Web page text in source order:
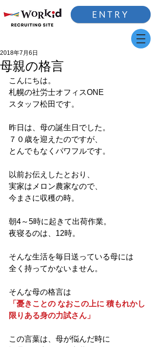
ENTRY
母親の格言
2018年7月6日
こんにちは。
札幌の社労士オフィスONE
スタッフ松田です。
昨日は、母の誕生日でした。
７０歳を迎えたのですが、
とんでもなくパワフルです。
以前お伝えしたとおり、
実家はメロン農家なので、
今まさに収穫の時。
朝4～5時に起きて出荷作業。
夜寝るのは、12時。
そんな生活を毎日送っている母には
全く持ってかないません。
そんな母の格言は
「憂きことの なおこの上に 積もれかし
限りある身の力試さん」
この言葉は、母が悩んだ時に